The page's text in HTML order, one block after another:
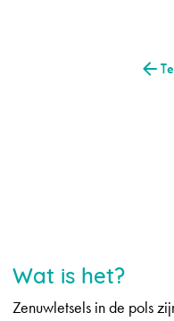
Wat is het?
Zenuwletsels in de pols